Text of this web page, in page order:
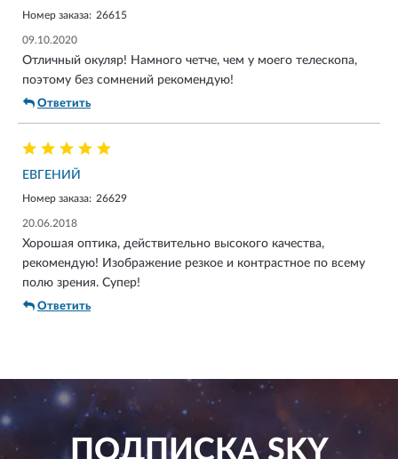
Номер заказа: 26615
09.10.2020
Отличный окуляр! Намного четче, чем у моего телескопа,
поэтому без сомнений рекомендую!
Ответить
ЕВГЕНИЙ
Номер заказа: 26629
20.06.2018
Хорошая оптика, действительно высокого качества,
рекомендую! Изображение резкое и контрастное по всему
полю зрения. Супер!
Ответить
ПОДПИСКАSKY